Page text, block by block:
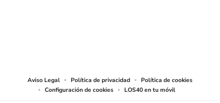
Aviso Legal Política de privacidad
Política de cookies
Configuración de cookies
LOS40 en tu móvil